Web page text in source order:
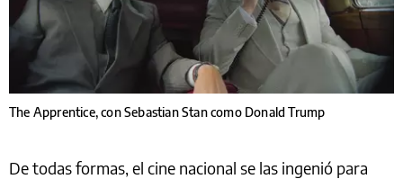
The Apprentice, con Sebastian Stan como Donald Trump
De todas formas, el cine nacional se las ingenió para